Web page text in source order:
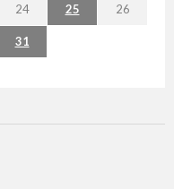
24 25 26
31